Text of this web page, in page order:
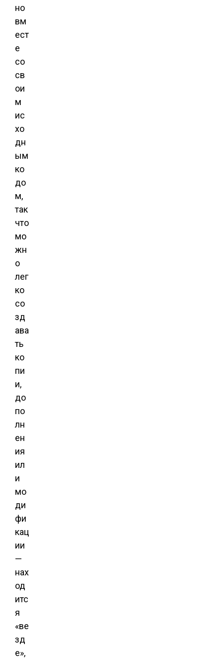
но
вм
ест
е
со
св
ои
м
ис
хо
дн
ым
ко
до
м,
так
что
мо
жн
о
лег
ко
со
зд
ава
ть
ко
пи
и,
до
по
лн
ен
ия
ил
и
мо
ди
фи
кац
ии
—
нах
од
итс
я
«ве
зд
е»,